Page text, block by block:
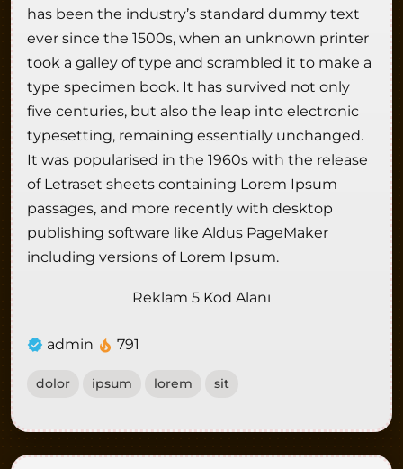
has been the industry’s standard dummy text
ever since the 1500s, when an unknown printer
took a galley of type and scrambled it to make a
type specimen book. It has survived not only
five centuries, but also the leap into electronic
typesetting, remaining essentially unchanged.
It was popularised in the 1960s with the release
of Letraset sheets containing Lorem Ipsum
passages, and more recently with desktop
publishing software like Aldus PageMaker
including versions of Lorem Ipsum.
Reklam 5 Kod Alanı
admin 791
dolor ipsum lorem sit